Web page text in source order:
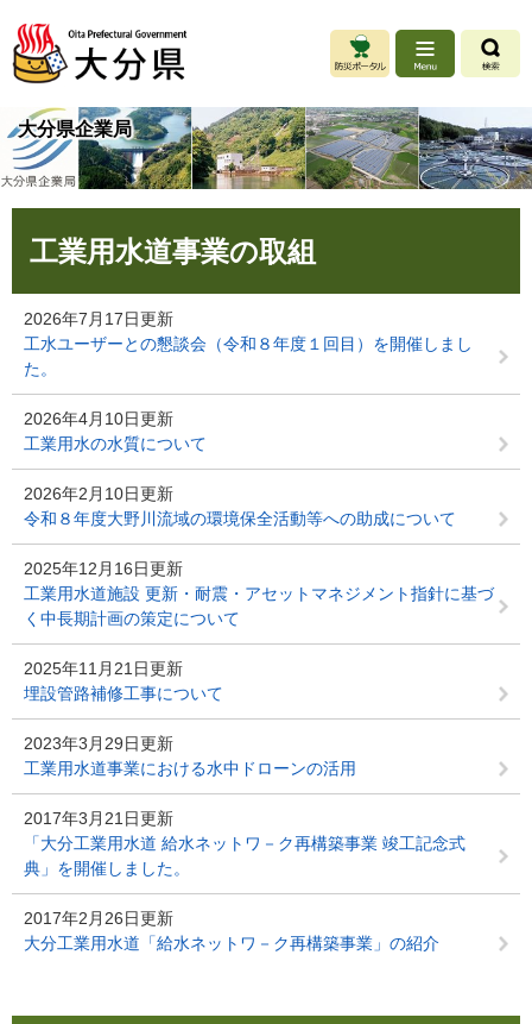
ジ
頭
で
す
。
ュ
飛
ば
し
て
大分県企業局
工業用水道事業の取組
2026年7月17日更新
工水ユーザーとの懇談会（令和８年度１回目）を開催しまし
た。
2026年4月10日更新
工業用水の水質について
2026年2月10日更新
令和８年度大野川流域の環境保全活動等への助成について
2025年12月16日更新
工業用水道施設 更新・耐震・アセットマネジメント指針に基づ
く中長期計画の策定について
2025年11月21日更新
埋設管路補修工事について
2023年3月29日更新
工業用水道事業における水中ドローンの活用
2017年3月21日更新
「大分工業用水道 給水ネットワ－ク再構築事業 竣工記念式
典」を開催しました。
2017年2月26日更新
大分工業用水道「給水ネットワ－ク再構築事業」の紹介